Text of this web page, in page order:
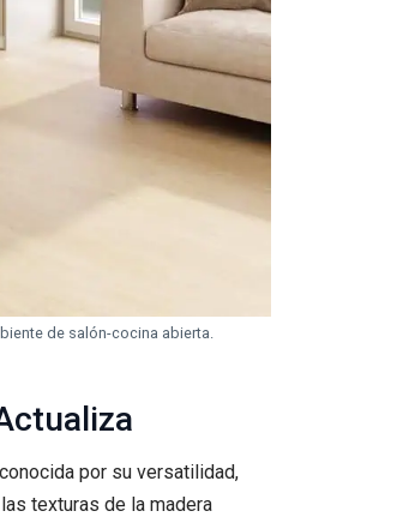
de salón-cocina abierta.
por su versatilidad,
texturas de la madera